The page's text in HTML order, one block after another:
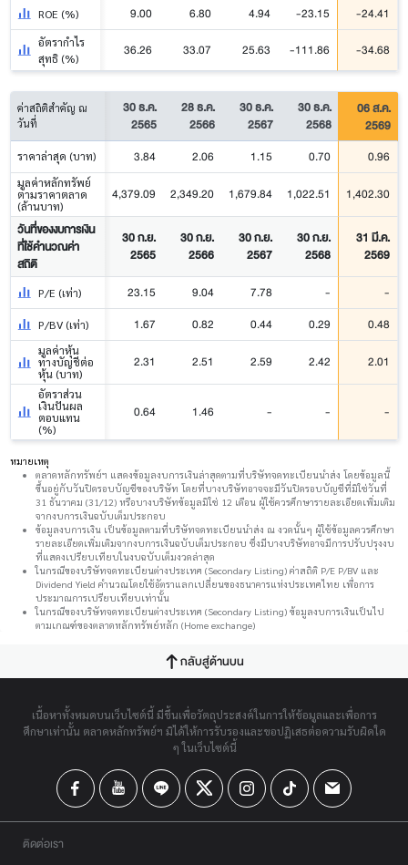
ROE (%) 9.00 6.80 4.94 -23.15 -24.41
อัตรากำไร
สุทธิ (%)
36.26 33.07 25.63 -111.86 -34.68
ค่าสถิติสำคัญ ณ
วันที่
30 ธ.ค.
2565
28 ธ.ค.
2566
30 ธ.ค.
2567
30 ธ.ค.
2568
06 ส.ค.
2569
ราคาล่าสุด (บาท) 3.84 2.06 1.15 0.70 0.96
มูลค่าหลักทรัพย์
ตามราคาตลาด
(ล้านบาท)
4,379.09 2,349.20 1,679.84 1,022.51
1,402.30
วันที่ของงบการเงิน
ที่ใช้คำนวณค่า
สถิติ
30 ก.ย.
2565
30 ก.ย.
2566
30 ก.ย.
2567
30 ก.ย.
2568
31 มี.ค.
2569
P/E (เท่า) 23.15 9.04 7.78 - -
P/BV (เท่า) 1.67 0.82 0.44 0.29 0.48
มูลค่าหุ้น
ทางบัญชีต่อ
หุ้น (บาท)
2.31 2.51 2.59 2.42 2.01
อัตราส่วน
เงินปันผล
ตอบแทน
(%)
0.64 1.46 - - -
หมายเหตุ
ตลาดหลักทรัพย์ฯ แสดงข้อมูลงบการเงินล่าสุดตามที่บริษัทจดทะเบียนนำส่ง โดยข้อมูลนี้
ขึ้นอยู่กับวันปิดรอบบัญชีของบริษัท โดยที่บางบริษัทอาจจะมีวันปิดรอบบัญชีที่มิใช่วันที่
31 ธันวาคม (31/12) หรือบางบริษัทข้อมูลมิใช่ 12 เดือน ผู้ใช้ควรศึกษารายละเอียดเพิ่มเติม
จากงบการเงินฉบับเต็มประกอบ
ข้อมูลงบการเงิน เป็นข้อมูลตามที่บริษัทจดทะเบียนนำส่ง ณ งวดนั้นๆ ผู้ใช้ข้อมูลควรศึกษา
รายละเอียดเพิ่มเติมจากงบการเงินฉบับเต็มประกอบ ซึ่งมีบางบริษัทอาจมีการปรับปรุงงบ
ที่แสดงเปรียบเทียบในงบฉบับเต็มงวดล่าสุด
ในกรณีของบริษัทจดทะเบียนต่างประเทศ (Secondary Listing) ค่าสถิติ P/E P/BV และ
Dividend Yield คำนวณโดยใช้อัตราแลกเปลี่ยนของธนาคารแห่งประเทศไทย เพื่อการ
ประมาณการเปรียบเทียบเท่านั้น
ในกรณีของบริษัทจดทะเบียนต่างประเทศ (Secondary Listing) ข้อมูลงบการเงินเป็นไป
ตามเกณฑ์ของตลาดหลักทรัพย์หลัก (Home exchange)
กลับสู่ด้านบน
เนื้อหาทั้งหมดบนเว็บไซต์นี้ มีขึ้นเพื่อวัตถุประสงค์ในการให้ข้อมูลและเพื่อการ
ศึกษาเท่านั้น ตลาดหลักทรัพย์ฯ มิได้ให้การรับรองและขอปฏิเสธต่อความรับผิดใด
ๆ ในเว็บไซต์นี้
ติดต่อเรา